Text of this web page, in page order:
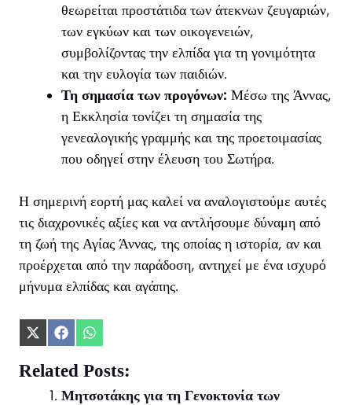
θεωρείται προστάτιδα των άτεκνων ζευγαριών,
των εγκύων και των οικογενειών,
συμβολίζοντας την ελπίδα για τη γονιμότητα
και την ευλογία των παιδιών.
Τη σημασία των προγόνων: Μέσω της Άννας,
η Εκκλησία τονίζει τη σημασία της
γενεαλογικής γραμμής και της προετοιμασίας
που οδηγεί στην έλευση του Σωτήρα.
Η σημερινή εορτή μας καλεί να αναλογιστούμε αυτές
τις διαχρονικές αξίες και να αντλήσουμε δύναμη από
τη ζωή της Αγίας Άννας, της οποίας η ιστορία, αν και
προέρχεται από την παράδοση, αντηχεί με ένα ισχυρό
μήνυμα ελπίδας και αγάπης.
Share
X
(Twitter)
Share
Facebook
Share
WhatsApp
Related Posts:
Μητσοτάκης για τη Γενοκτονία των